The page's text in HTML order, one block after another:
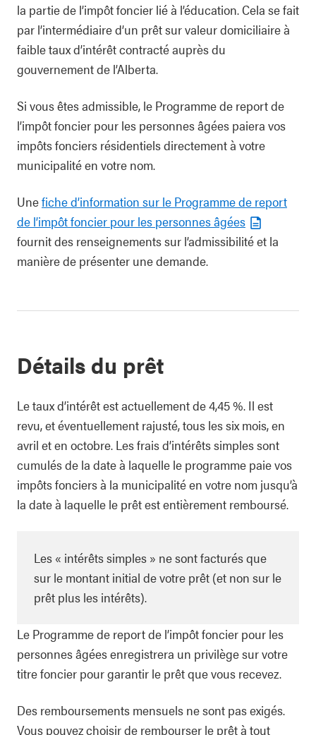
la partie de l’impôt foncier lié à l’éducation. Cela se fait
par l’intermédiaire d’un prêt sur valeur domiciliaire à
faible taux d’intérêt contracté auprès du
gouvernement de l’Alberta.
Si vous êtes admissible, le Programme de report de
l’impôt foncier pour les personnes âgées paiera vos
impôts fonciers résidentiels directement à votre
municipalité en votre nom.
Unefiche d’information sur le Programme de report
de l’impôt foncier pour les personnes âgées
fournit des renseignements sur l’admissibilité et la
manière de présenter une demande.
Détails du prêt
Le taux d’intérêt est actuellement de 4,45 %. Il est
revu, et éventuellement rajusté, tous les six mois, en
avril et en octobre. Les frais d’intérêts simples sont
cumulés de la date à laquelle le programme paie vos
impôts fonciers à la municipalité en votre nom jusqu’à
la date à laquelle le prêt est entièrement remboursé.
Les « intérêts simples » ne sont facturés que
sur le montant initial de votre prêt (et non sur le
prêt plus les intérêts).
Le Programme de report de l’impôt foncier pour les
personnes âgées enregistrera un privilège sur votre
titre foncier pour garantir le prêt que vous recevez.
Des remboursements mensuels ne sont pas exigés.
Vous pouvez choisir de rembourser le prêt à tout